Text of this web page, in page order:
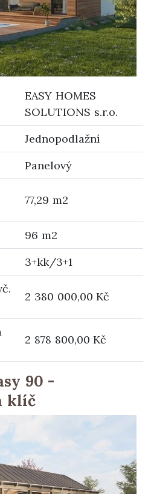
EASY HOMES
SOLUTIONS s.r.o.
Jednopodlažní
Panelový
77,29 m2
96 m2
3+kk/3+1
2 380 000,00 Kč
2 878 800,00 Kč
90 -
klíč